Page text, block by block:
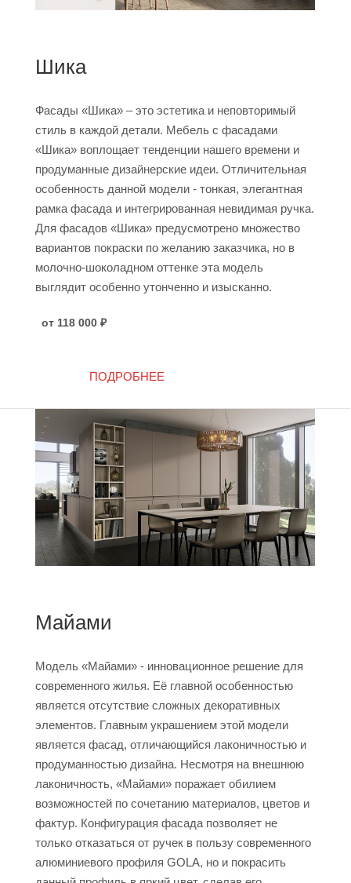
Шика
Фасады «Шика» – это эстетика и неповторимый
стиль в каждой детали. Мебель с фасадами
«Шика» воплощает тенденции нашего времени и
продуманные дизайнерские идеи. Отличительная
особенность данной модели - тонкая, элегантная
рамка фасада и интегрированная невидимая ручка.
Для фасадов «Шика» предусмотрено множество
вариантов покраски по желанию заказчика, но в
молочно-шоколадном оттенке эта модель
выглядит особенно утонченно и изысканно.
от 118 000₽
ПОДРОБНЕЕ
Майами
Модель «Майами» - инновационное решение для
современного жилья. Её главной особенностью
является отсутствие сложных декоративных
элементов. Главным украшением этой модели
является фасад, отличающийся лаконичностью и
продуманностью дизайна. Несмотря на внешнюю
лаконичность, «Майами» поражает обилием
возможностей по сочетанию материалов, цветов и
фактур. Конфигурация фасада позволяет не
только отказаться от ручек в пользу современного
алюминиевого профиля GOLA, но и покрасить